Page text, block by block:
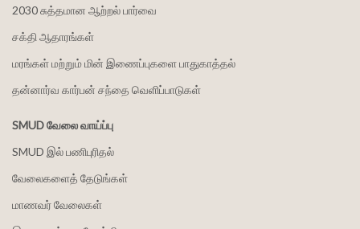
2030 சுத்தமான ஆற்றல் பார்வை
சக்தி ஆதாரங்கள்
மரங்கள் மற்றும் மின் இணைப்புகளை பாதுகாத்தல்
தன்னார்வ கார்பன் சந்தை வெளிப்பாடுகள்
SMUD வேலை வாய்ப்பு
SMUD இல் பணிபுரிதல்
வேலைகளைத் தேடுங்கள்
மாணவர் வேலைகள்